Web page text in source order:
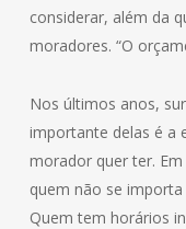
considerar, além da
moradores. “O
Nos últimos anos,
importante delas é a
morador quer ter.
quem não se
Quem tem horários